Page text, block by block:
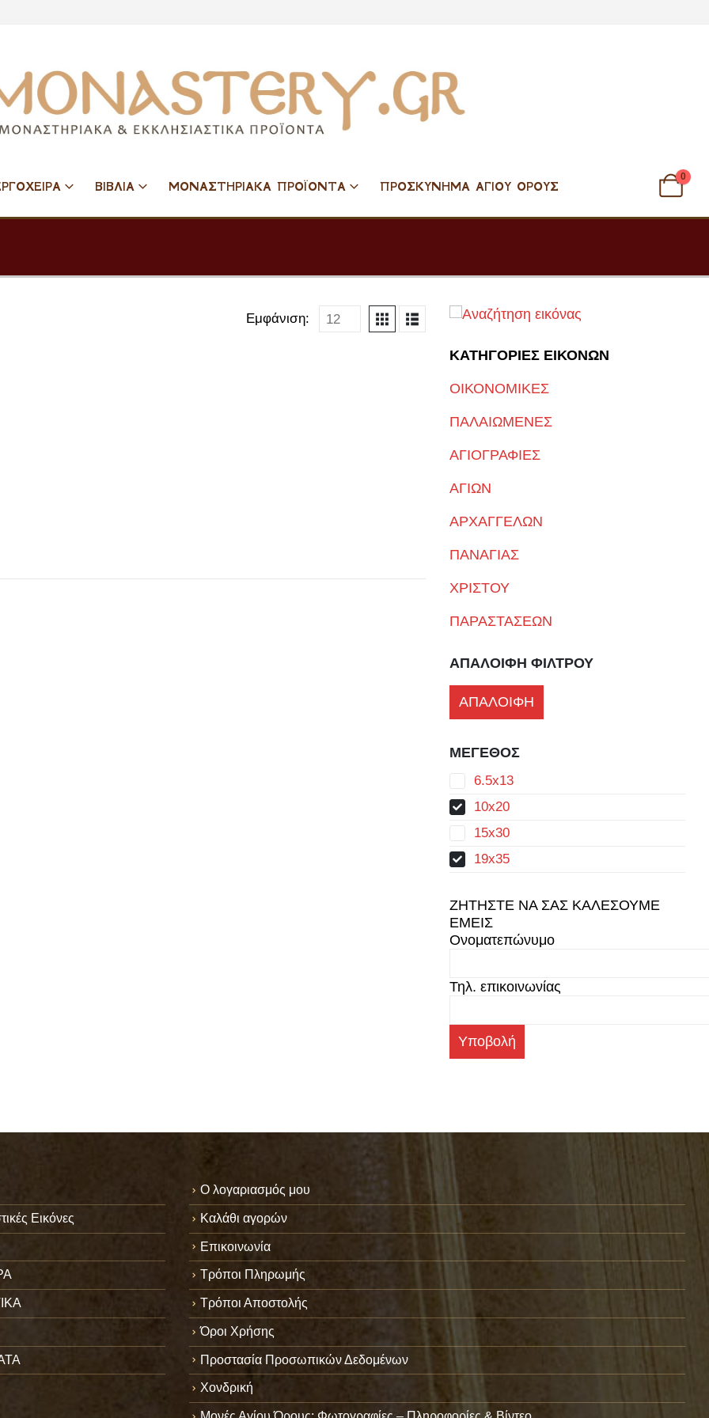
ΒΙΒΛΙΑ ΜΟΝΑΣΤΗΡΙΑΚΑ ΠΡΟΪΟΝΤΑ ΠΡΟΣΚΎΝΗΜΑ ΑΓΊΟΥ ΌΡΟΥΣ
0
Εμφάνιση:
ΚΑΤΗΓΟΡΙΕΣ ΕΙΚΟΝΩΝ
ΟΙΚΟΝΟΜΙΚΕΣ
ΠΑΛΑΙΩΜΕΝΕΣ
ΑΓΙΟΓΡΑΦΙΕΣ
ΑΓΙΩΝ
ΑΡΧΑΓΓΕΛΩΝ
ΠΑΝΑΓΙΑΣ
ΧΡΙΣΤΟΥ
ΠΑΡΑΣΤΑΣΕΩΝ
ΑΠΑΛΟΙΦΗ ΦΙΛΤΡΟΥ
ΑΠΑΛΟΙΦΗ
ΜΕΓΕΘΟΣ
6.5x13
10x20
15x30
19x35
ΖΗΤΗΣΤΕ ΝΑ ΣΑΣ ΚΑΛΕΣΟΥΜΕ
ΕΜΕΙΣ
Ονοματεπώνυμο
Τηλ. επικοινωνίας
Εικόνες
Ο λογαριασμός μου
Καλάθι αγορών
Επικοινωνία
Τρόποι Πληρωμής
Τρόποι Αποστολής
Όροι Χρήσης
Προστασία Προσωπικών Δεδομένων
Χονδρική